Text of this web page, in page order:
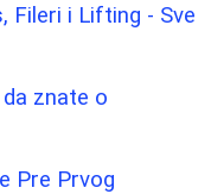
Fileri i Lifting - Sve
znate o
Pre Prvog